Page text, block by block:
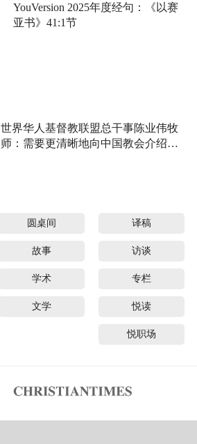
YouVersion 2025年度经句：《以赛
亚书》41:1节
世界华人基督教联盟总干事陈业伟牧
师：需要更清晰地向中国教会介绍福
圆桌间 译稿
故事 访谈
学术 专栏
文学 悦读
悦职场